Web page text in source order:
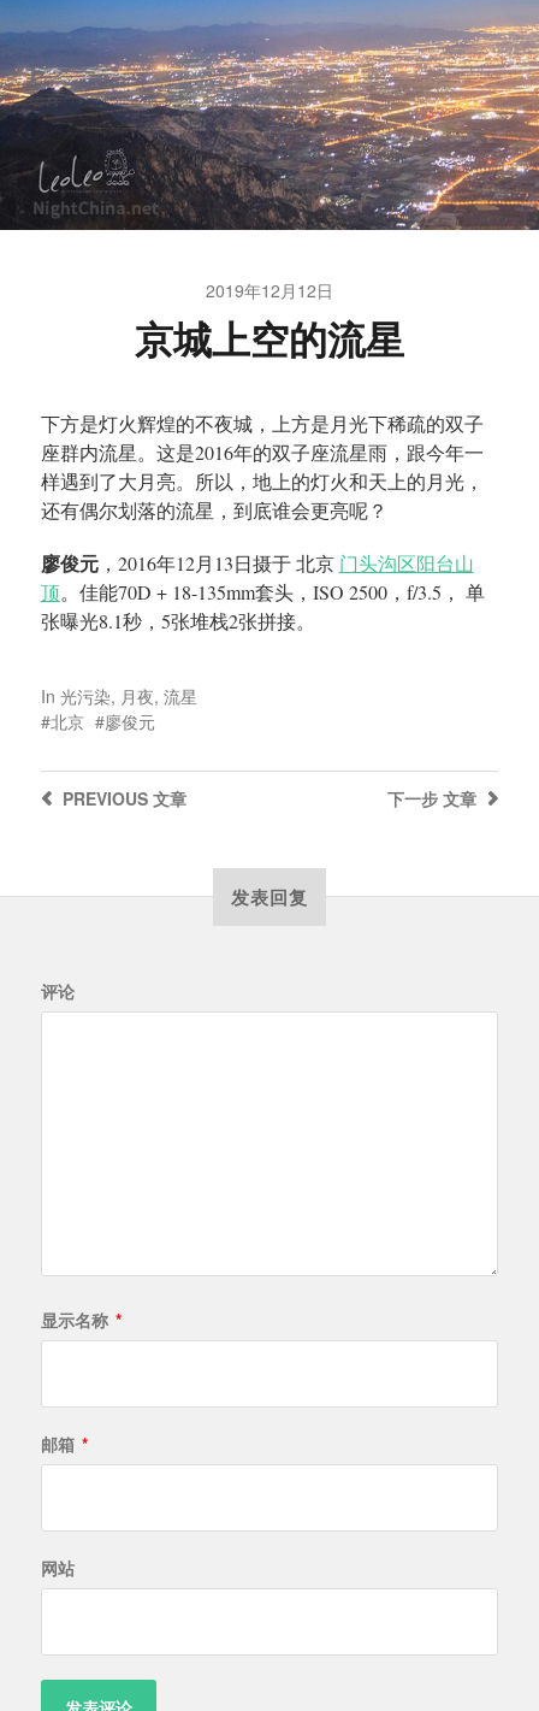
2019年12月12日
京城上空的流星
下方是灯火辉煌的不夜城，上方是月光下稀疏的双子
座群内流星。这是2016年的双子座流星雨，跟今年一
样遇到了大月亮。所以，地上的灯火和天上的月光，
还有偶尔划落的流星，到底谁会更亮呢？
廖俊元，2016年12月13日摄于 北京 门头沟区阳台山
顶。佳能70D + 18-135mm套头，ISO 2500，f/3.5， 单
张曝光8.1秒，5张堆栈2张拼接。
In 光污染, 月夜, 流星
北京
廖俊元
下一步 文章
PREVIOUS文章
发表回复
评论
显示名称 *
邮箱 *
网站